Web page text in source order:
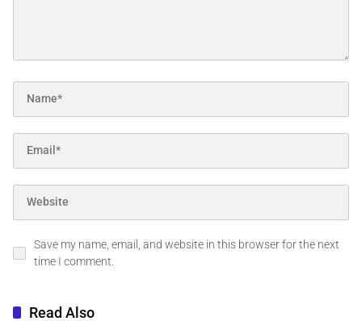
Save my name, email, and website in this browser for the next
time I comment.
Read Also